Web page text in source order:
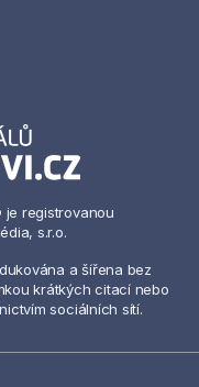
je registrovanou
s.r.o.
a šířena bez
krátkých citací nebo
sociálních sítí.